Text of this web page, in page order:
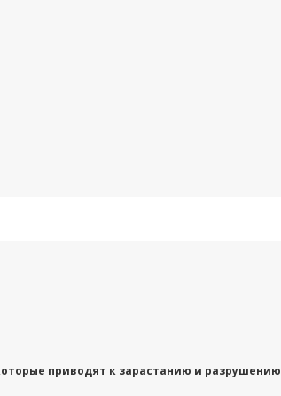
приводят к зарастанию и разрушению